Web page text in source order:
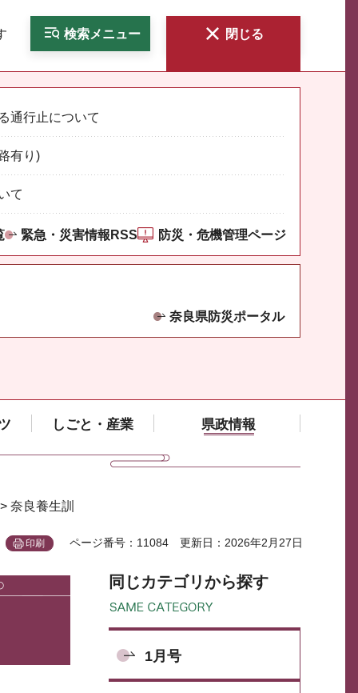
検索メニュー 閉じる
通行止について
有り)
て
緊急・災害情報RSS 防災・危機管理ページ
奈良県防災ポータル
しごと・産業 県政情報
> 奈良養生訓
印刷 ページ番号：11084 更新日：2026年2月27日
同じカテゴリから探す
1月号